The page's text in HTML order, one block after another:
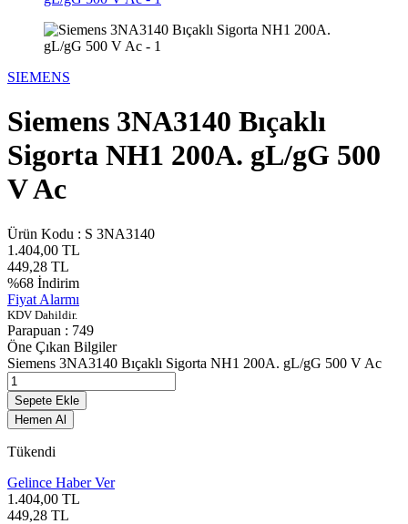
SIEMENS
Siemens 3NA3140 Bıçaklı
Sigorta NH1 200A. gL/gG 500
V Ac
Ürün Kodu : S 3NA3140
1.404,00 TL
449,28 TL
%68 İndirim
Fiyat Alarmı
KDV Dahildir.
Parapuan : 749
Öne Çıkan Bilgiler
Siemens 3NA3140 Bıçaklı Sigorta NH1 200A. gL/gG 500 V Ac
Sepete Ekle
Hemen Al
Tükendi
Gelince Haber Ver
1.404,00 TL
449,28 TL